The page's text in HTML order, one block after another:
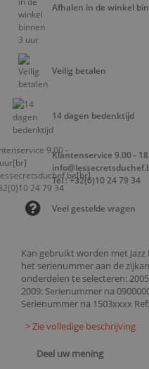
Kan gebruikt worden met
het serienummer aan de
onderdelen te selecteren:
2009: Serienummer na
Serienummer na 1503xxxx
> Zie volledige beschrijving
Deel uw mening
Afhalen in de winkel
Veilig betalen
14 dagen bedenktijd
Klantenservice 9.00 -
Tel : +32(0)10 24 79 34
Veel gestelde vragen